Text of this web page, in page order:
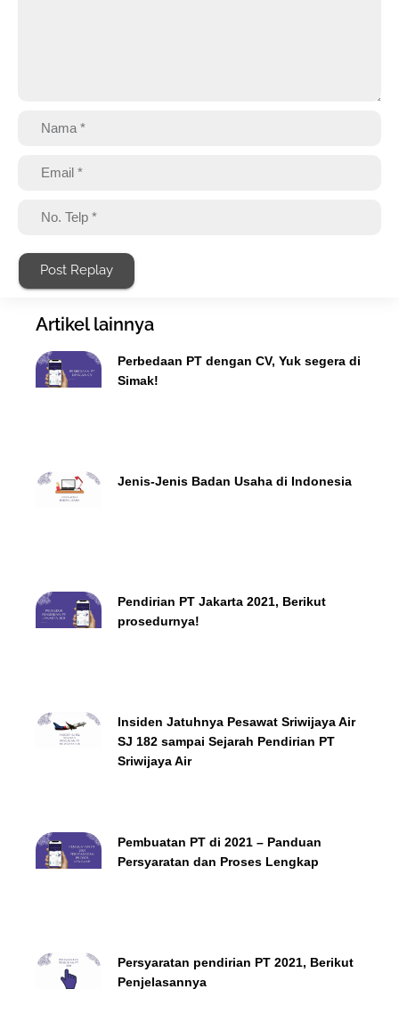
Post Replay
Artikel lainnya
Perbedaan PT dengan CV, Yuk segera di
Simak!
Jenis-Jenis Badan Usaha di Indonesia
Pendirian PT Jakarta 2021, Berikut
prosedurnya!
Insiden Jatuhnya Pesawat Sriwijaya Air
SJ 182 sampai Sejarah Pendirian PT
Sriwijaya Air
Pembuatan PT di 2021 – Panduan
Persyaratan dan Proses Lengkap
Persyaratan pendirian PT 2021, Berikut
Penjelasannya